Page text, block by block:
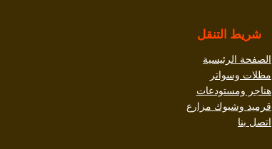
شريط التنقل
الصفحة الرئيسية
مظلات وسواتر
هناجر ومستودعات
قرميد وشبوك مزارع
اتصل بنا